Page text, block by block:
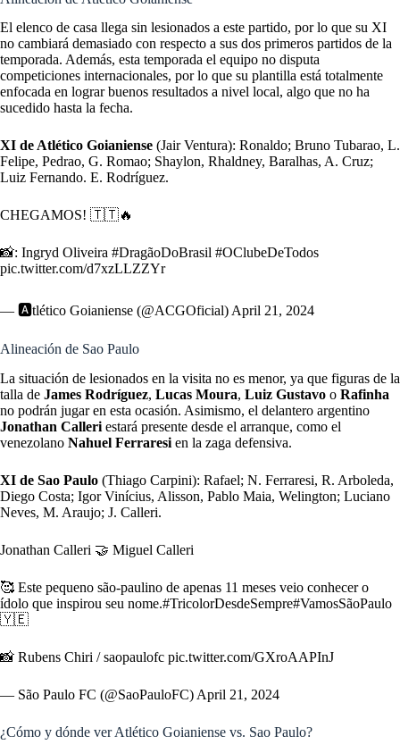
El elenco de casa llega sin lesionados a este partido, por lo que su XI
no cambiará demasiado con respecto a sus dos primeros partidos de la
temporada. Además, esta temporada el equipo no disputa
competiciones internacionales, por lo que su plantilla está totalmente
enfocada en lograr buenos resultados a nivel local, algo que no ha
sucedido hasta la fecha.
XI de Atlético Goianiense (Jair Ventura): Ronaldo; Bruno Tubarao, L.
Felipe, Pedrao, G. Romao; Shaylon, Rhaldney, Baralhas, A. Cruz;
Luiz Fernando. E. Rodríguez.
CHEGAMOS! 🇹🇹🔥
📸: Ingryd Oliveira #DragãoDoBrasil #OClubeDeTodos
pic.twitter.com/d7xzLLZZYr
— 🅰️tlético Goianiense (@ACGOficial)April 21, 2024
Alineación de Sao Paulo
La situación de lesionados en la visita no es menor, ya que figuras de la
talla de James Rodríguez, Lucas Moura, Luiz Gustavo o Rafinha
no podrán jugar en esta ocasión. Asimismo, el delantero argentino
Jonathan Calleri estará presente desde el arranque, como el
venezolano Nahuel Ferraresi en la zaga defensiva.
XI de Sao Paulo (Thiago Carpini): Rafael; N. Ferraresi, R. Arboleda,
Diego Costa; Igor Vinícius, Alisson, Pablo Maia, Welington; Luciano
Neves, M. Araujo; J. Calleri.
Jonathan Calleri 🤝 Miguel Calleri
🥰 Este pequeno são-paulino de apenas 11 meses veio conhecer o
ídolo que inspirou seu nome.#TricolorDesdeSempre#VamosSãoPaulo
🇾🇪
📸 Rubens Chiri / saopaulofc pic.twitter.com/GXroAAPInJ
— São Paulo FC (@SaoPauloFC) April 21, 2024
¿Cómo y dónde ver Atlético Goianiense vs. Sao Paulo?